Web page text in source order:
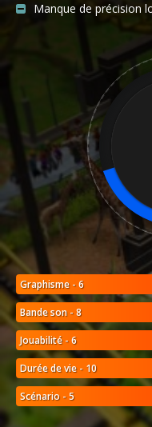
Manque de précision
Graphisme - 6
Bande son - 8
Jouabilité - 6
Durée de vie - 10
Scénario - 5